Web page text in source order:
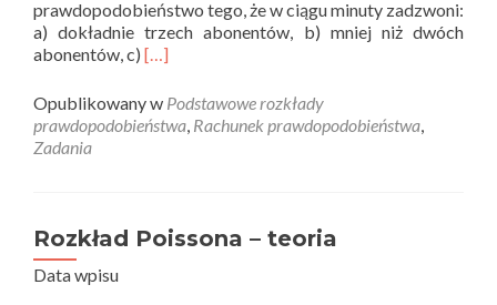
prawdopodobieństwo tego, że w ciągu minuty zadzwoni:
a) dokładnie trzech abonentów, b) mniej niż dwóch
abonentów, c) Read
about
Rozkład
Poissona
[…]
Opublikowany w Podstawowe rozkłady
prawdopodobieństwa, Rachunek prawdopodobieństwa,
Zadania
Rozkład Poissona – teoria
Data wpisu